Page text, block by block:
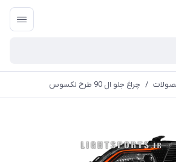
/ چراغ جلو ال 90 طرح لکسوس